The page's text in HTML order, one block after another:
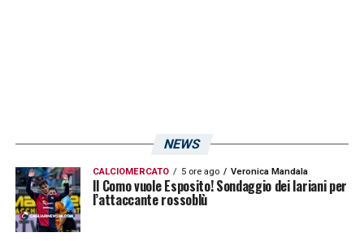
Stefano Pioliche cerca un vice diMike
Maignan
in prestito fino a giugno. Per il
momento, secondo quanto riportato da
NEWS
CALCIOMERCATO 5 ore ago Veronica Mandala
Il Como vuole Esposito! Sondaggio dei lariani per
l’attaccante rossoblù